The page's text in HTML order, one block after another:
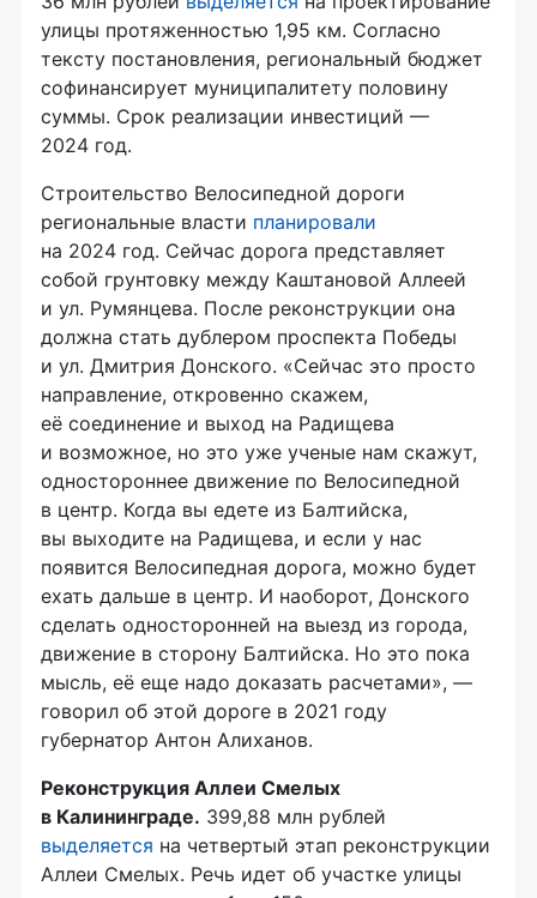
улицы протяженностью 1,95 км. Согласно
тексту постановления, региональный бюджет
софинансирует муниципалитету половину
суммы. Срок реализации инвестиций —
2024 год.
Строительство Велосипедной дороги
региональные власти планировали
на 2024 год. Сейчас дорога представляет
собой грунтовку между Каштановой Аллеей
и ул. Румянцева. После реконструкции она
должна стать дублером проспекта Победы
и ул. Дмитрия Донского. «Сейчас это просто
направление, откровенно скажем,
её соединение и выход на Радищева
и возможное, но это уже ученые нам скажут,
одностороннее движение по Велосипедной
в центр. Когда вы едете из Балтийска,
вы выходите на Радищева, и если у нас
появится Велосипедная дорога, можно будет
ехать дальше в центр. И наоборот, Донского
сделать односторонней на выезд из города,
движение в сторону Балтийска. Но это пока
мысль, её еще надо доказать расчетами», —
говорил об этой дороге в 2021 году
губернатор Антон Алиханов.
Реконструкция Аллеи Смелых
в Калининграде. 399,88 млн рублей
выделяется на четвертый этап реконструкции
Аллеи Смелых. Речь идет об участке улицы